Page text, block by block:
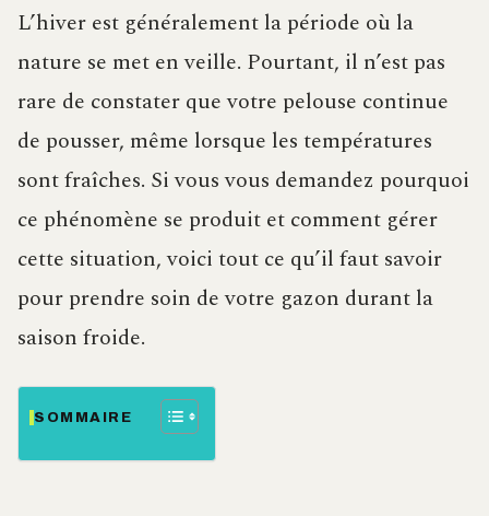
L’hiver est généralement la période où la
nature se met en veille. Pourtant, il n’est pas
rare de constater que votre pelouse continue
de pousser, même lorsque les températures
sont fraîches. Si vous vous demandez pourquoi
ce phénomène se produit et comment gérer
cette situation, voici tout ce qu’il faut savoir
pour prendre soin de votre gazon durant la
saison froide.
SOMMAIRE